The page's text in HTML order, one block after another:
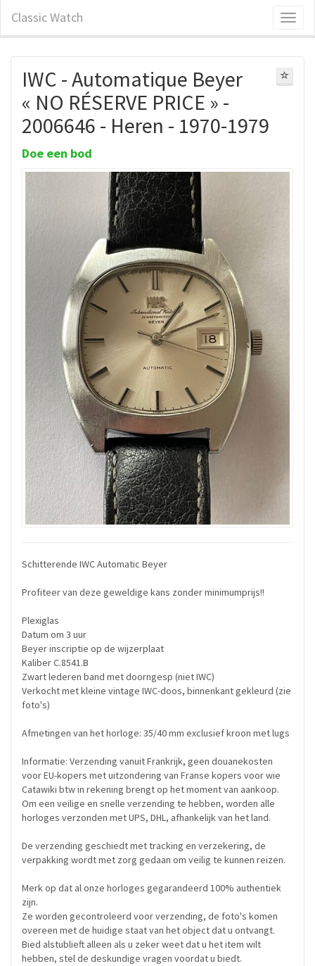
Classic Watch
IWC - Automatique Beyer
« NO RÉSERVE PRICE » -
2006646 - Heren - 1970-1979
Doe een bod
Schitterende IWC Automatic Beyer
Profiteer van deze geweldige kans zonder minimumprijs!!
Plexiglas
Datum om 3 uur
Beyer inscriptie op de wijzerplaat
Kaliber C.8541.B
Zwart lederen band met doorngesp (niet IWC)
Verkocht met kleine vintage IWC-doos, binnenkant gekleurd (zie
foto's)
Afmetingen van het horloge: 35/40 mm exclusief kroon met lugs
Informatie: Verzending vanuit Frankrijk, geen douanekosten
voor EU-kopers met uitzondering van Franse kopers voor wie
Catawiki btw in rekening brengt op het moment van aankoop.
Om een veilige en snelle verzending te hebben, worden alle
horloges verzonden met UPS, DHL, afhankelijk van het land.
De verzending geschiedt met tracking en verzekering, de
verpakking wordt met zorg gedaan om veilig te kunnen reizen.
Merk op dat al onze horloges gegarandeerd 100% authentiek
zijn.
Ze worden gecontroleerd voor verzending, de foto's komen
overeen met de huidige staat van het object dat u ontvangt.
Bied alstublieft alleen als u zeker weet dat u het item wilt
hebben, stel de deskundige vragen voordat u biedt.